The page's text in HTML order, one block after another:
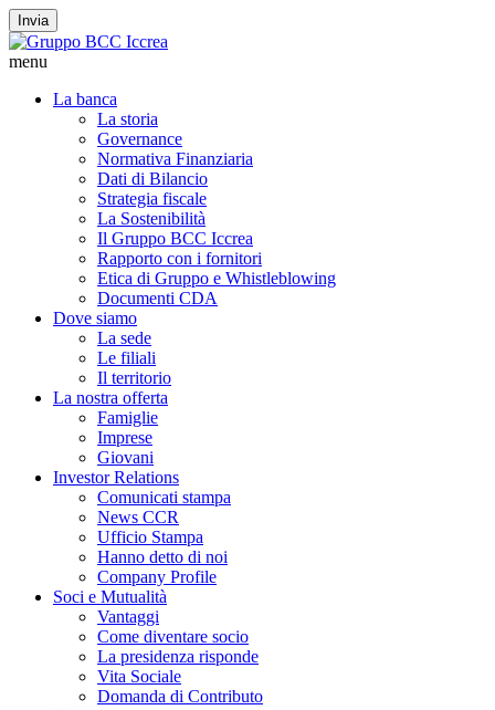
Invia
menu
La banca
La storia
Governance
Normativa Finanziaria
Dati di Bilancio
Strategia fiscale
La Sostenibilità
Il Gruppo BCC Iccrea
Rapporto con i fornitori
Etica di Gruppo e Whistleblowing
Documenti CDA
Dove siamo
La sede
Le filiali
Il territorio
La nostra offerta
Famiglie
Imprese
Giovani
Investor Relations
Comunicati stampa
News CCR
Ufficio Stampa
Hanno detto di noi
Company Profile
Soci e Mutualità
Vantaggi
Come diventare socio
La presidenza risponde
Vita Sociale
Domanda di Contributo